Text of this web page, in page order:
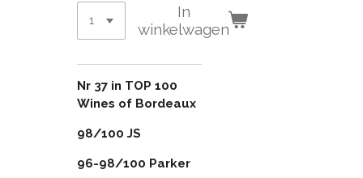
In
winkelwagen
Nr 37 in TOP 100
Wines of Bordeaux
98/100 JS
96-98/100 Parker